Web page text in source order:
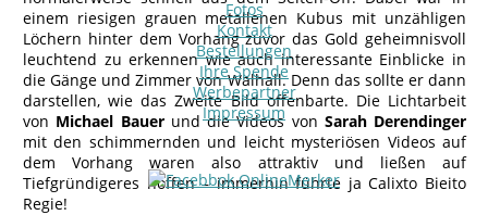
Fotos
Kontakt
Bestellungen
Ihre Spende
Werbepartner
Impressum
einem riesigen grauen metallenen Kubus mit unzähligen
Löchern hinter dem Vorhang zuvor das Gold geheimnisvoll
leuchtend zu erkennen wie auch interessante Einblicke in
die Gänge und Zimmer von Walhall. Denn das sollte er dann
darstellen, wie das Zweite Bild offenbarte. Die Lichtarbeit
von Michael Bauerund die Videos von Sarah Derendinger
mit den schimmernden und leicht mysteriösen Videos auf
dem Vorhang waren also attraktiv und ließen auf
Tiefgründigeres hoffen – immerhin führte ja Calixto Bieito
Regie!